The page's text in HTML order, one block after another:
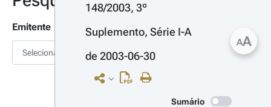
Emitente
Selecionar
148/2003, 3º
Suplemento, Série I-A
de 2003-06-30
Sumário
AA